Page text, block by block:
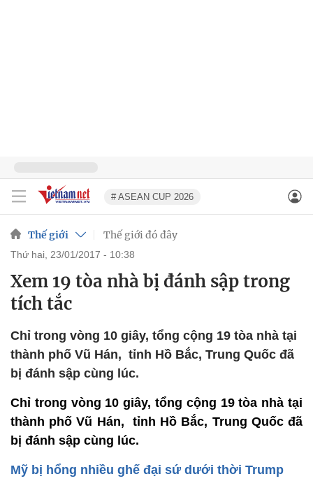
# ASEAN CUP 2026
Thế giới Thế giới đó đây
thứ hai, 23/01/2017 - 10:38
Xem 19 tòa nhà bị đánh sập trong
tích tắc
Chỉ trong vòng 10 giây, tổng cộng 19 tòa nhà tại
thành phố Vũ Hán, tỉnh Hồ Bắc, Trung Quốc đã
bị đánh sập cùng lúc.
Chỉ trong vòng 10 giây, tổng cộng 19 tòa nhà tại
thành phố Vũ Hán, tỉnh Hồ Bắc, Trung Quốc đã
bị đánh sập cùng lúc.
Mỹ bị hổng nhiều ghế đại sứ dưới thời Trump